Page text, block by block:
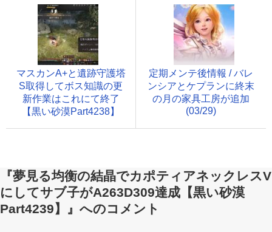
マスカンA+と遺跡守護塔
S取得してボス知識の更
新作業はこれにて終了
【黒い砂漠Part4238】
定期メンテ後情報 / バレ
ンシアとケプランに終末
の月の家具工房が追加
(03/29)
『夢見る均衡の結晶でカポティアネックレスV
にしてサブ子がA263D309達成【黒い砂漠
Part4239】』へのコメント